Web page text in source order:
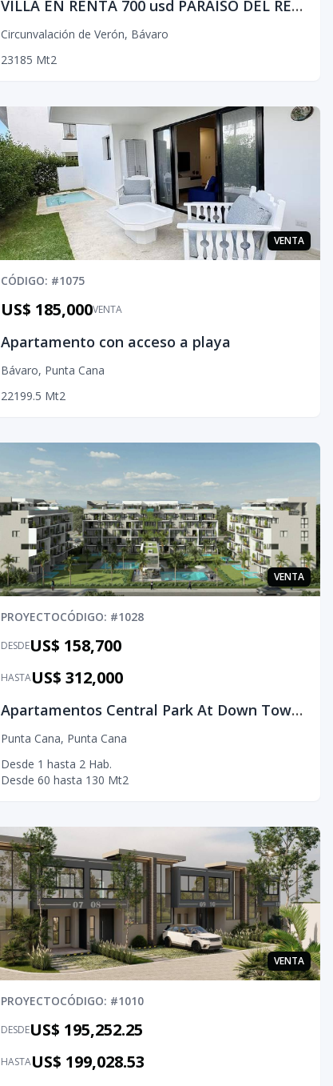
VILLA EN RENTA 700 usd PARAISO DEL REY PUNTA CANA
Circunvalación de Verón, Bávaro
23185 Mt2
VENTA
CÓDIGO: #1075
VENTA
US$ 185,000
Apartamento con acceso a playa
Bávaro, Punta Cana
22199.5 Mt2
VENTA
PROYECTOCÓDIGO: #1028
DESDEUS$ 158,700
HASTAUS$ 312,000
Apartamentos Central Park At Down Town Punta Cana
Punta Cana, Punta Cana
Desde 1 hasta 2 Hab.
Desde 60 hasta 130 Mt2
VENTA
PROYECTOCÓDIGO: #1010
DESDEUS$ 195,252.25
HASTAUS$ 199,028.53